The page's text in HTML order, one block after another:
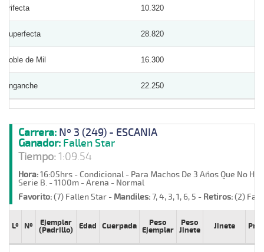
Trifecta 10.320
Superfecta 28.820
Doble de Mil 16.300
Enganche 22.250
Carrera: Nº 3 (249) - ESCANIA
Ganador: Fallen Star
Tiempo:1:09.54
Hora:16:05hrs - Condicional - Para Machos De 3 Años Que No
Serie B. - 1100m - Arena - Normal
Favorito:(7) Fallen Star - Mandiles:7, 4, 3, 1, 6, 5 - Retiros:(2)
Lº Nº
Ejemplar
(Padrillo)
Edad Cuerpada
Peso
Ejemplar
Peso
Jinete
Jinete